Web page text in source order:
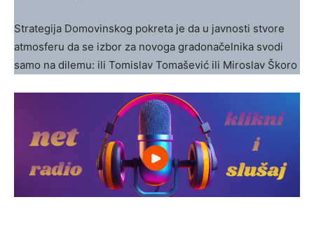
Strategija Domovinskog pokreta je da u javnosti stvore
atmosferu da se izbor za novoga gradonačelnika svodi
samo na dilemu: ili Tomislav Tomašević ili Miroslav Škoro